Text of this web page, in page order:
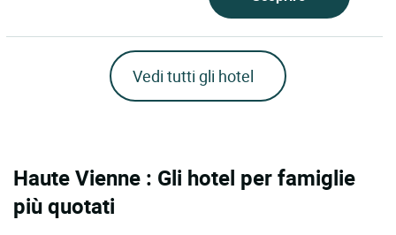
Vedi tutti gli hotel
Haute Vienne : Gli hotel per famiglie
più quotati